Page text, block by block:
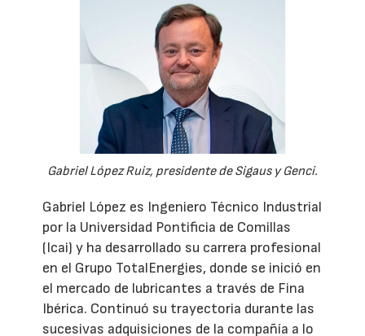
Gabriel López Ruiz, presidente de Sigaus y Genci.
Gabriel López es Ingeniero Técnico Industrial
por la Universidad Pontificia de Comillas
(Icai) y ha desarrollado su carrera profesional
en el Grupo TotalEnergies, donde se inició en
el mercado de lubricantes a través de Fina
Ibérica. Continuó su trayectoria durante las
sucesivas adquisiciones de la compañía a lo